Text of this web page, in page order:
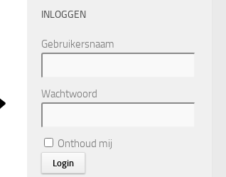
INLOGGEN
Gebruikersnaam
Wachtwoord
Onthoud mij